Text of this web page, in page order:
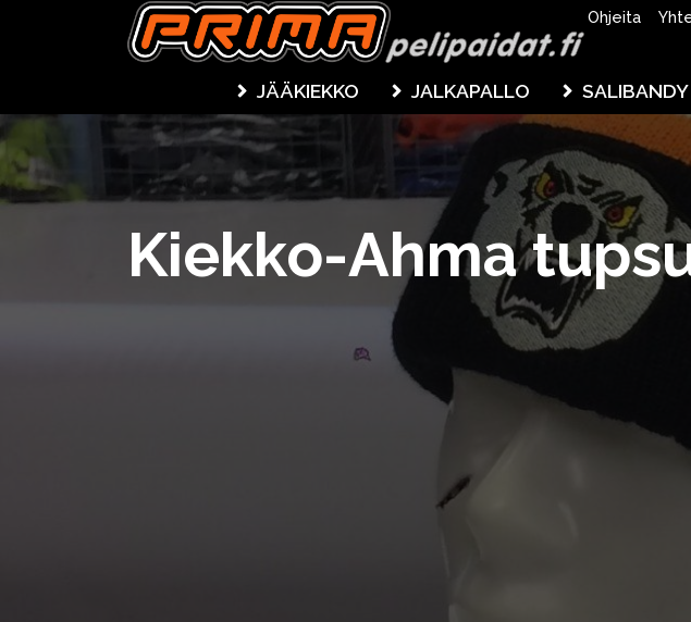
Ohjeita
JÄÄKIEKKO JALKAPALLO SALIBANDY
Kiekko-Ahma